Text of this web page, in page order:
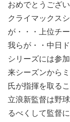
おめでとうござい
クライマックス
が・・・上位チ
我らが・・中日
シリーズには参
来シーズンから
氏が指揮を取るこ
立浪新監督は野
るべくして監督